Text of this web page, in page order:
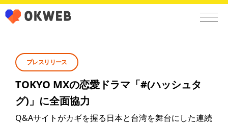
プレスリリース
TOKYO MXの恋愛ドラマ「#(ハッシュタ
グ)」に全面協力
Q&Aサイトがカギを握る日本と台湾を舞台にした連続